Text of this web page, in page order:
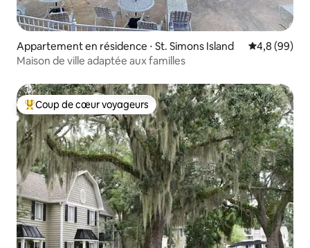
Appartement en résidence ⋅ St. Simons Island Évaluation
4,8 (99)
Maison de ville adaptée aux familles
Coups de cœur voyageurs les plus appréciés
Coup de cœur voyageurs